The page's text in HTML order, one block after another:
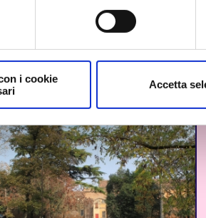
i cookie
Accetta
ANCHE...